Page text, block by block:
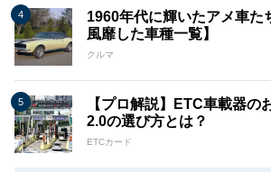
1960年代に輝いたアメ車た
風靡した車種一覧】
クルマ
【プロ解説】ETC車載器の
2.0の選び方とは？
ETCカード